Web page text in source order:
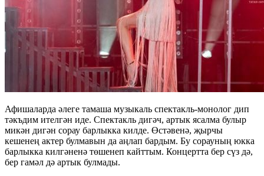
Афишаларда әлеге тамаша музыкаль спектакль-монолог дип
тәкъдим ителгән иде. Спектакль дигәч, артык ясалма булыр
микән дигән сорау барлыкка килде. Өстәвенә, җырчы
кешенең актер булмавын да аңлап бардым. Бу сорауның юкка
барлыкка килгәненә төшенеп кайттым. Концертта бер сүз дә,
бер гамәл дә артык булмады.